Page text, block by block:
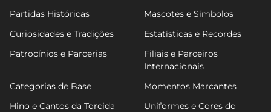
Partidas Históricas
Mascotes e Símbolos
Curiosidades e Tradições
Estatísticas e Recordes
Patrocínios e Parcerias
Filiais e Parceiros
Internacionais
Categorias de Base
Momentos Marcantes
Hino e Cantos da Torcida
Uniformes e Cores do